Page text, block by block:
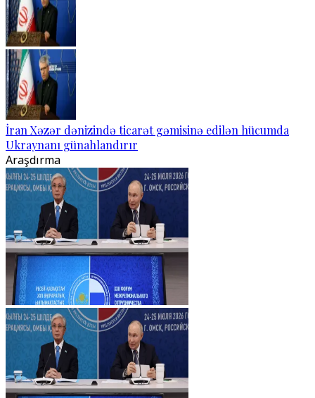
İran Xəzər dənizində ticarət gəmisinə edilən hücumda
Ukraynanı günahlandırır
Araşdırma